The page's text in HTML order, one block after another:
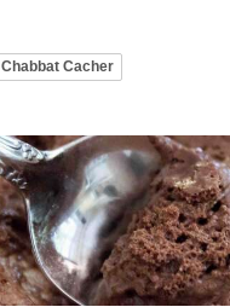
Chabbat Cacher